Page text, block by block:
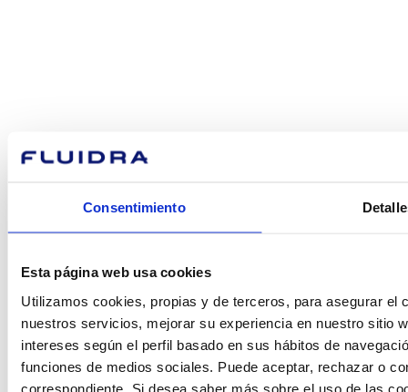
Consentimiento
Esta página web usa cookies
Utilizamos cookies, propias y de terceros, para asegurar el
nuestros servicios, mejorar su experiencia en nuestro sitio
intereses según el perfil basado en sus hábitos de
funciones de medios sociales. Puede aceptar, rechazar o
correspondiente. Si desea saber más sobre el uso de las
Encuentre Fluidra
en su país